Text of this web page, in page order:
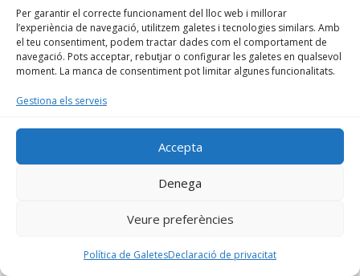
Per garantir el correcte funcionament del lloc web i millorar
l’experiència de navegació, utilitzem galetes i tecnologies similars. Amb
el teu consentiment, podem tractar dades com el comportament de
navegació. Pots acceptar, rebutjar o configurar les galetes en qualsevol
moment. La manca de consentiment pot limitar algunes funcionalitats.
Gestiona els serveis
Accepta
Denega
Veure preferències
Política de GaletesDeclaració de privacitat
Escalada bloc XVIII Duatló d’Alpicat
Designed by